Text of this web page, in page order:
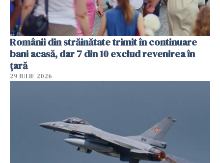
Românii din străinătate trimit în continuare
bani acasă, dar 7 din 10 exclud revenirea în
țară
29 IULIE 2026